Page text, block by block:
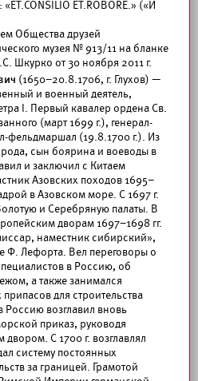
ET.ROBORE.» («И
Общества друзей
музея № 913/11 на бланке
Шкурко от 30 ноября 2011 г.
(1650–20.8.1706, г. Глухов) —
и военный деятель,
I. Первый кавалер ордена Св.
(март 1699 г.), генерал-
фельдмаршал (19.8.1700 г.). Из
рода, сын боярина и воеводы в
и заключил с Китаем
Азовских походов 1695–
в Азовском море. С 1697 г.
и Серебряную палаты. В
дворам 1697–1698 гг.
наместник сибирский»,
Ф. Лефорта. Вел переговоры о
в Россию, об
а также занимался
для строительства
возглавил вновь
приказ, руководя
С 1700 г. возглавлял
систему постоянных
за границей. Грамотой